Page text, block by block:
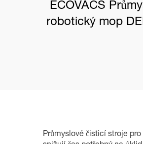
ECOVACS
robotický mop
Průmyslové čisticí stroje